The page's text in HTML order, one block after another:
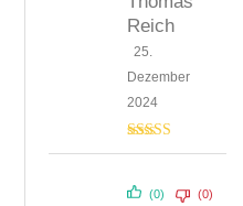
Bewertet
5
Reich
25.
Dezember
2024
(0) (0)